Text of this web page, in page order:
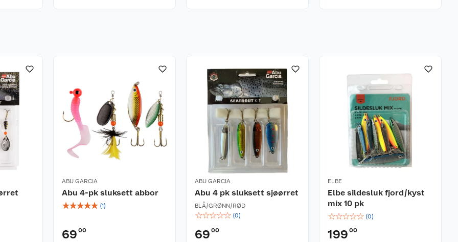
ABU GARCIA
Abu 4-pk sluksett abbor
☆☆☆☆☆ (1)
69 00
ABU GARCIA
Abu 4 pk sluksett sjøørret
BLÅ/GRØNN/RØD
☆☆☆☆☆ (0)
69 00
ELBE
Elbe sildesluk fjord/kyst
mix 10 pk
☆☆☆☆☆ (0)
199 00